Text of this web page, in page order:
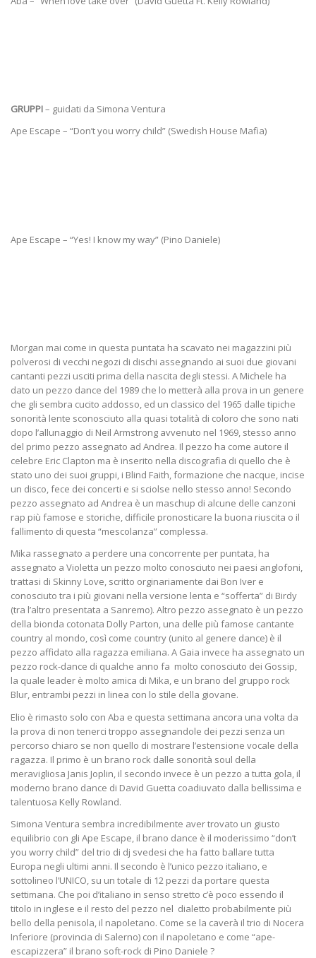
GRUPPI– guidati da Simona Ventura
Ape Escape – “Don’t you worry child” (Swedish House Mafia)
Ape Escape – “Yes! I know my way” (Pino Daniele)
Morgan mai come in questa puntata ha scavato nei magazzini più
polverosi di vecchi negozi di dischi assegnando ai suoi due giovani
cantanti pezzi usciti prima della nascita degli stessi. A Michele ha
dato un pezzo dance del 1989 che lo metterà alla prova in un genere
che gli sembra cucito addosso, ed un classico del 1965 dalle tipiche
sonorità lente sconosciuto alla quasi totalità di coloro che sono nati
dopo l’allunaggio di Neil Armstrong avvenuto nel 1969, stesso anno
del primo pezzo assegnato ad Andrea. Il pezzo ha come autore il
celebre Eric Clapton ma è inserito nella discografia di quello che è
stato uno dei suoi gruppi, i Blind Faith, formazione che nacque, incise
un disco, fece dei concerti e si sciolse nello stesso anno! Secondo
pezzo assegnato ad Andrea è un maschup di alcune delle canzoni
rap più famose e storiche, difficile pronosticare la buona riuscita o il
fallimento di questa “mescolanza” complessa.
Mika rassegnato a perdere una concorrente per puntata, ha
assegnato a Violetta un pezzo molto conosciuto nei paesi anglofoni,
trattasi di Skinny Love, scritto orginariamente dai Bon Iver e
conosciuto tra i più giovani nella versione lenta e “sofferta” di Birdy
(tra l’altro presentata a Sanremo). Altro pezzo assegnato è un pezzo
della bionda cotonata Dolly Parton, una delle più famose cantante
country al mondo, così come country (unito al genere dance) è il
pezzo affidato alla ragazza emiliana. A Gaia invece ha assegnato un
pezzo rock-dance di qualche anno fa molto conosciuto dei Gossip,
la quale leader è molto amica di Mika, e un brano del gruppo rock
Blur, entrambi pezzi in linea con lo stile della giovane.
Elio è rimasto solo con Aba e questa settimana ancora una volta da
la prova di non tenerci troppo assegnandole dei pezzi senza un
percorso chiaro se non quello di mostrare l’estensione vocale della
ragazza. Il primo è un brano rock dalle sonorità soul della
meravigliosa Janis Joplin, il secondo invece è un pezzo a tutta gola, il
moderno brano dance di David Guetta coadiuvato dalla bellissima e
talentuosa Kelly Rowland.
Simona Ventura sembra incredibilmente aver trovato un giusto
equilibrio con gli Ape Escape, il brano dance è il moderissimo “don’t
you worry child” del trio di dj svedesi che ha fatto ballare tutta
Europa negli ultimi anni. Il secondo è l’unico pezzo italiano, e
sottolineo l’UNICO, su un totale di 12 pezzi da portare questa
settimana. Che poi d’italiano in senso stretto c’è poco essendo il
titolo in inglese e il resto del pezzo nel dialetto probabilmente più
bello della penisola, il napoletano. Come se la caverà il trio di Nocera
Inferiore (provincia di Salerno) con il napoletano e come “ape-
escapizzera” il brano soft-rock di Pino Daniele ?